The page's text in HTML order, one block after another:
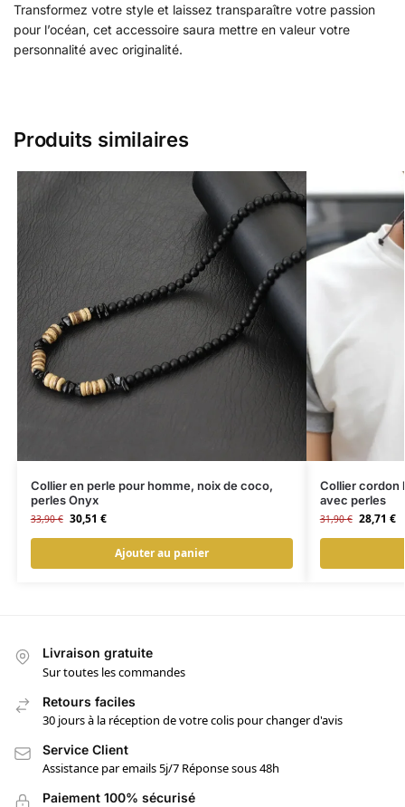
Transformez votre style et laissez transparaître votre passion
pour l’océan, cet accessoire saura mettre en valeur votre
personnalité avec originalité.
Produits similaires
Collier en perle pour homme, noix de coco,
perles Onyx
33,90€ 30,51 €
Ajouter au panier
Collier cordon
avec perles
31,90€ 28,71 €
Livraison gratuite
Sur toutes les commandes
Retours faciles
30 jours à la réception de votre colis pour changer d'avis
Service Client
Assistance par emails 5j/7 Réponse sous 48h
Paiement 100% sécurisé